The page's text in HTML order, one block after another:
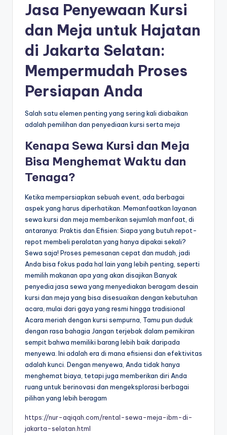
Jasa Penyewaan Kursi
dan Meja untuk Hajatan
di Jakarta Selatan:
Mempermudah Proses
Persiapan Anda
Salah satu elemen penting yang sering kali diabaikan
adalah pemilihan dan penyediaan kursi serta meja
Kenapa Sewa Kursi dan Meja
Bisa Menghemat Waktu dan
Tenaga?
Ketika mempersiapkan sebuah event, ada berbagai
aspek yang harus diperhatikan. Memanfaatkan layanan
sewa kursi dan meja memberikan sejumlah manfaat, di
antaranya: Praktis dan Efisien: Siapa yang butuh repot-
repot membeli peralatan yang hanya dipakai sekali?
Sewa saja! Proses pemesanan cepat dan mudah, jadi
Anda bisa fokus pada hal lain yang lebih penting, seperti
memilih makanan apa yang akan disajikan Banyak
penyedia jasa sewa yang menyediakan beragam desain
kursi dan meja yang bisa disesuaikan dengan kebutuhan
acara, mulai dari gaya yang resmi hingga tradisional
Acara meriah dengan kursi sempurna, Tamu pun duduk
dengan rasa bahagia Jangan terjebak dalam pemikiran
sempit bahwa memiliki barang lebih baik daripada
menyewa. Ini adalah era di mana efisiensi dan efektivitas
adalah kunci. Dengan menyewa, Anda tidak hanya
menghemat biaya, tetapi juga memberikan diri Anda
ruang untuk berinovasi dan mengeksplorasi berbagai
pilihan yang lebih beragam
https://nur-aqiqah.com/rental-sewa-meja-ibm-di-
jakarta-selatan.html